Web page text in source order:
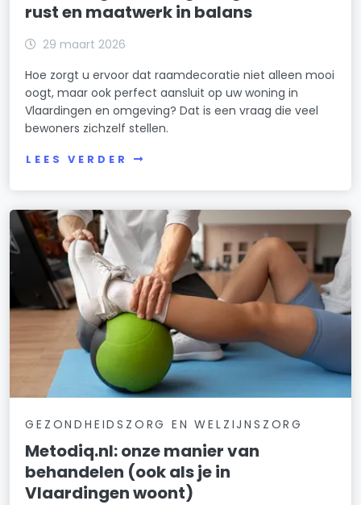
rust en maatwerk in balans
29 maart 2026
Hoe zorgt u ervoor dat raamdecoratie niet alleen mooi
oogt, maar ook perfect aansluit op uw woning in
Vlaardingen en omgeving? Dat is een vraag die veel
bewoners zichzelf stellen.
LEES VERDER
GEZONDHEIDSZORG EN WELZIJNSZORG
Metodiq.nl: onze manier van
behandelen (ook als je in
Vlaardingen woont)